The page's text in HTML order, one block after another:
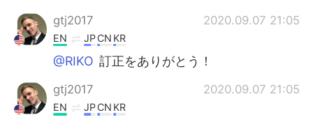
gtj2017 2020.09.07 21:05
EN JPCN KR
@RIKO 訂正をありがとう！
gtj2017 2020.09.07 21:05
EN JPCN KR